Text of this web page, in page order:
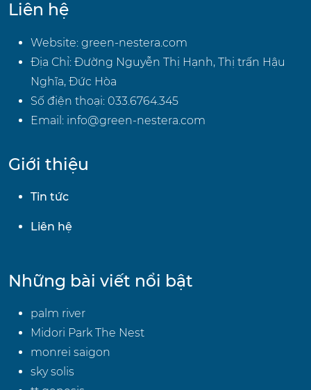
Liên hệ
Website: green-nestera.com
Địa Chỉ: Đường Nguyễn Thị Hạnh, Thị trấn Hậu
Nghĩa, Đức Hòa
Số điện thoại: 033.6764.345
Email: info@green-nestera.com
Giới thiệu
Tin tức
Liên hệ
Những bài viết nổi bật
palm river
Midori Park The Nest
monrei saigon
sky solis